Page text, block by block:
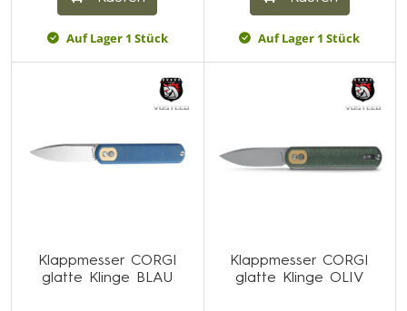
Auf Lager 1 Stück Auf Lager 1 Stück
Klappmesser CORGI
glatte Klinge BLAU
Klappmesser CORGI
glatte Klinge OLIV